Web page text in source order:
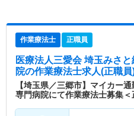
作業療法士 正職員
医療法人三愛会 埼玉みさ
院の作業療法士求人(正職員
【埼玉県／三郷市】マイカー
専門病院にて作業療法士募集＜